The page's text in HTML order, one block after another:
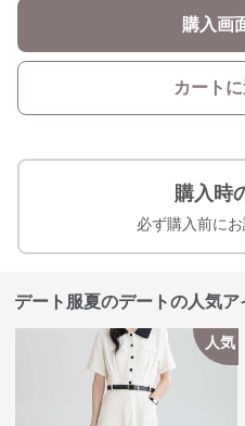
購入画
カート
購入時
必ず購入前にお
デート服夏のデートの人気ア
人気